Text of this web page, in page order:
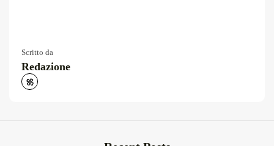
Scritto da
Redazione